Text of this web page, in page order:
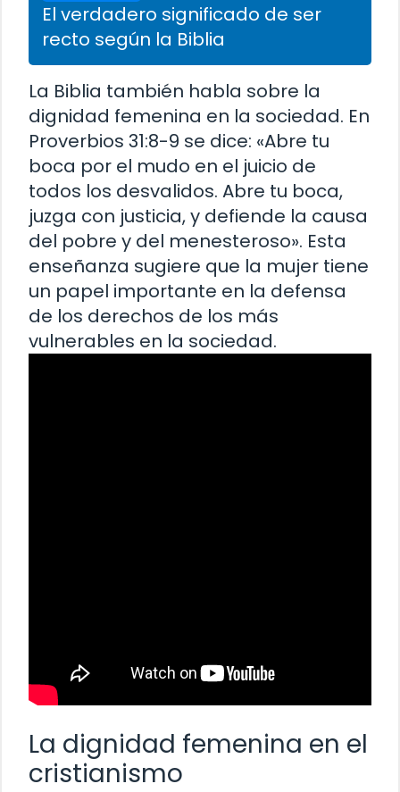
El verdadero significado de ser
recto según la Biblia
La Biblia también habla sobre la
dignidad femenina en la sociedad. En
Proverbios 31:8-9 se dice: «Abre tu
boca por el mudo en el juicio de
todos los desvalidos. Abre tu boca,
juzga con justicia, y defiende la causa
del pobre y del menesteroso». Esta
enseñanza sugiere que la mujer tiene
un papel importante en la defensa
de los derechos de los más
vulnerables en la sociedad.
La dignidad femenina en el
cristianismo